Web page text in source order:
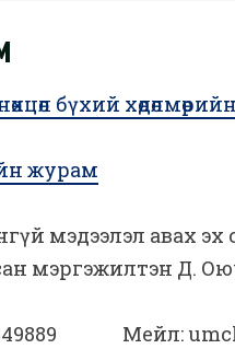
бүхий
журам
мэдээлэл авах эх
мэргэжилтэн Д.
Мейл: